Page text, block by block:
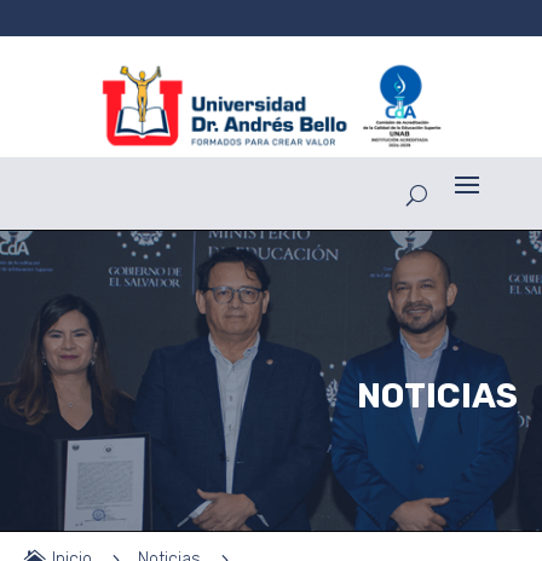
NOTICIAS